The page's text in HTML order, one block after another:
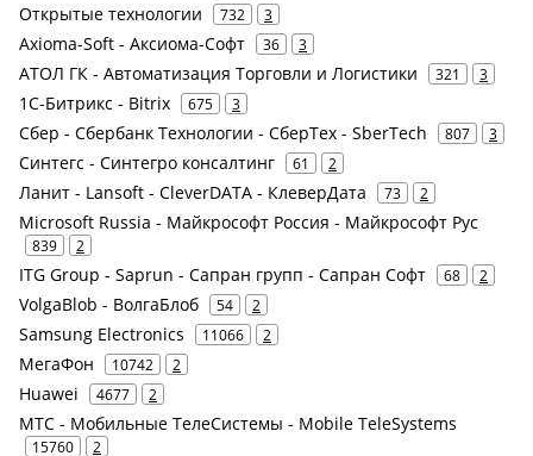
Открытые технологии 732 3
Axioma-Soft - Аксиома-Софт 36 3
АТОЛ ГК - Автоматизация Торговли и Логистики 321 3
1С-Битрикс - Bitrix 675 3
Сбер - Сбербанк Технологии - СберТех - SberTech 807 3
Синтегс - Синтегро консалтинг 61 2
Ланит - Lansoft - CleverDATA - КлеверДата 73 2
Microsoft Russia - Майкрософт Россия - Майкрософт Рус
839 2
ITG Group - Saprun - Сапран групп - Сапран Софт 68 2
VolgaBlob - ВолгаБлоб 54 2
Samsung Electronics 11066 2
МегаФон 10742 2
Huawei 4677 2
МТС - Мобильные ТелеСистемы - Mobile TeleSystems
15760 2